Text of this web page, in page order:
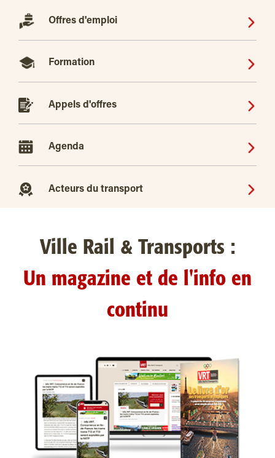
Offres d'emploi
Formation
Appels d'offres
Agenda
Acteurs du transport
Ville Rail & Transports :
Un magazine et de l'info en
continu